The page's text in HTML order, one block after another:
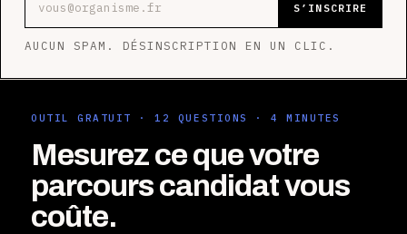
S’INSCRIRE
AUCUN SPAM. DÉSINSCRIPTION EN UN CLIC.
OUTIL GRATUIT · 12 QUESTIONS · 4 MINUTES
Mesurez ce que votre
parcours candidat vous
coûte.